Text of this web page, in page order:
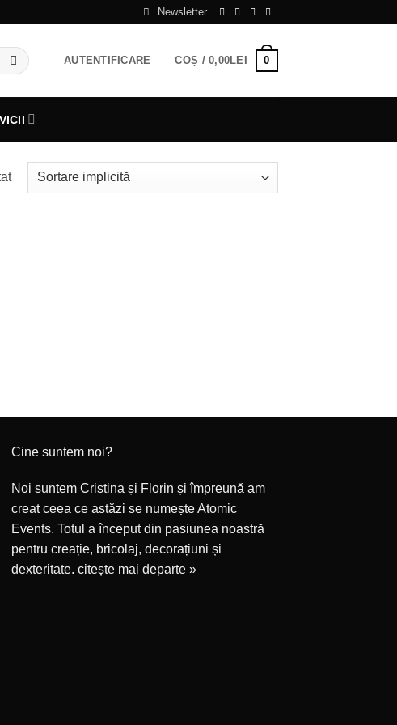
Newsletter
AUTENTIFICARE COȘ /0,00LEI 0
Cine suntem noi?
Noi suntem Cristina și Florin și împreună am
creat ceea ce astăzi se numește Atomic
Events. Totul a început din pasiunea noastră
pentru creație, bricolaj, decorațiuni și
dexteritate. citește mai departe »